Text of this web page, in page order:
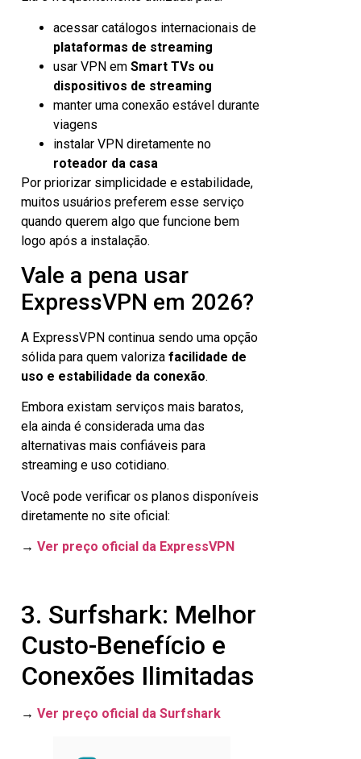
acessar catálogos internacionais de
plataformas de streaming
usar VPN em Smart TVs ou
dispositivos de streaming
manter uma conexão estável durante
viagens
instalar VPN diretamente no
roteador da casa
Por priorizar simplicidade e estabilidade,
muitos usuários preferem esse serviço
quando querem algo que funcione bem
logo após a instalação.
Vale a pena usar
ExpressVPN em 2026?
A ExpressVPN continua sendo uma opção
sólida para quem valoriza facilidade de
uso e estabilidade da conexão.
Embora existam serviços mais baratos,
ela ainda é considerada uma das
alternativas mais confiáveis para
streaming e uso cotidiano.
Você pode verificar os planos disponíveis
diretamente no site oficial:
→ Ver preço oficial da ExpressVPN
3. Surfshark: Melhor
Custo-Benefício e
Conexões Ilimitadas
→ Ver preço oficial da Surfshark